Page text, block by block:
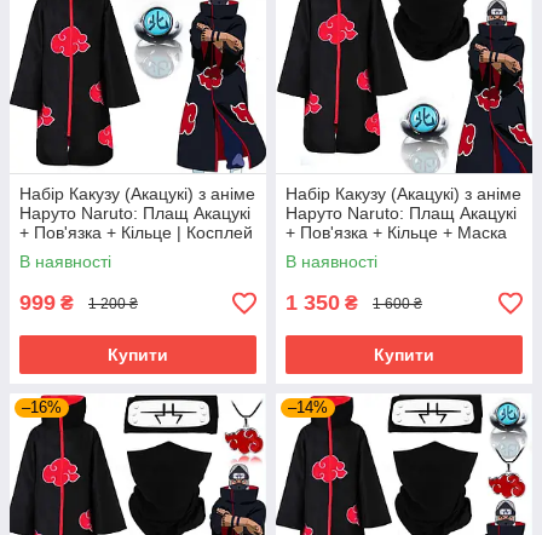
Набір Какузу (Акацукі) з аніме
Наруто Naruto: Плащ Акацукі
+ Пов'язка + Кільце | Косплей
Cosplay Kakuzu
В наявності
999 ₴ 1 200 ₴
Купити
Набір Какузу (Акацукі) з аніме
Наруто Naruto: Плащ Акацукі
+ Пов'язка + Кільце + Маска
/Cosplay Kakuzu
В наявності
1 350 ₴ 1 600 ₴
Купити
–16% –14%